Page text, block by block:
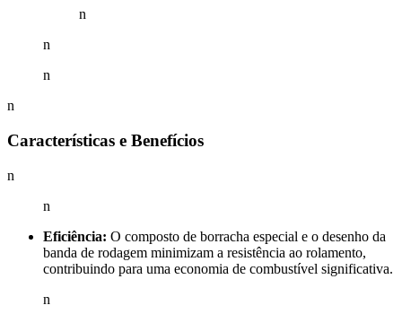
n
n
n
n
Características e Benefícios
n
n
Eficiência: O composto de borracha especial e o desenho da
banda de rodagem minimizam a resistência ao rolamento,
contribuindo para uma economia de combustível significativa.
n